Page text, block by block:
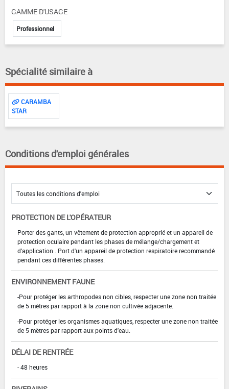
GAMME D'USAGE
Professionnel
Spécialité similaire à
CARAMBA
STAR
Conditions d'emploi générales
PROTECTION DE L'OPÉRATEUR
Porter des gants, un vêtement de protection approprié et un appareil de
protection oculaire pendant les phases de mélange/chargement et
d'application . Port d'un appareil de protection respiratoire recommandé
pendant ces différentes phases.
ENVIRONNEMENT FAUNE
-Pour protéger les arthropodes non cibles, respecter une zone non traitée
de 5 mètres par rapport à la zone non cultivée adjacente.
-Pour protéger les organismes aquatiques, respecter une zone non traitée
de 5 mètres par rapport aux points d'eau.
DÉLAI DE RENTRÉE
- 48 heures